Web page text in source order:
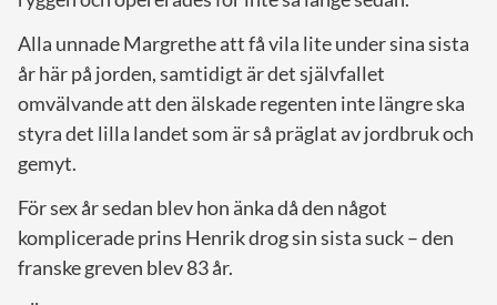
Alla unnade Margrethe att få vila lite under sina sista
år här på jorden, samtidigt är det självfallet
omvälvande att den älskade regenten inte längre ska
styra det lilla landet som är så präglat av jordbruk och
gemyt.
För sex år sedan blev hon änka då den något
komplicerade prins Henrik drog sin sista suck – den
franske greven blev 83 år.